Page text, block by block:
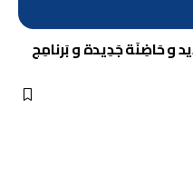
حَاضِنَة جَدِيدة و بَرنامِج